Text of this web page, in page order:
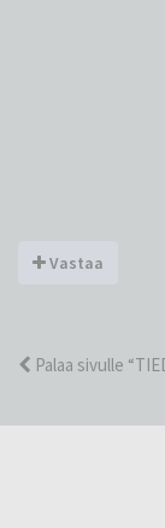
Vastaa
Palaa sivulle